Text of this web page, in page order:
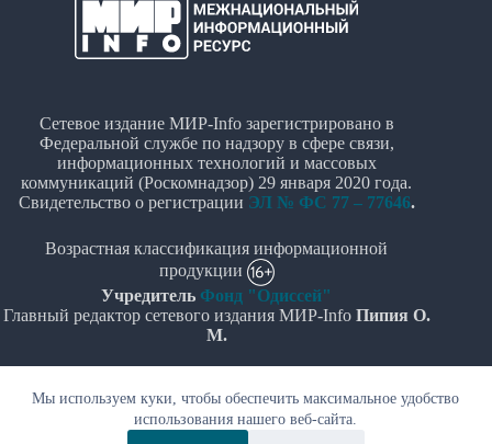
Мы используем куки, чтобы обеспечить максимальное удобство
использования нашего веб-сайта.
Сетевое издание МИР-Info зарегистрировано в
Федеральной службе по надзору в сфере связи,
информационных технологий и массовых
коммуникаций (Роскомнадзор) 29 января 2020 года.
Свидетельство о регистрации ЭЛ № ФС 77 – 77646.
Возрастная классификация информационной
продукции
Учредитель Фонд "Одиссей"
Главный редактор сетевого издания МИР-Info Пипия О.
М.
данных